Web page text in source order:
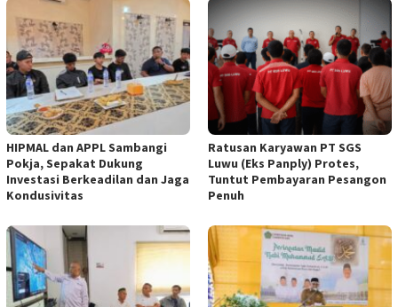
HIPMAL dan APPL Sambangi
Pokja, Sepakat Dukung
Investasi Berkeadilan dan Jaga
Kondusivitas
Ratusan Karyawan PT SGS
Luwu (Eks Panply) Protes,
Tuntut Pembayaran Pesangon
Penuh